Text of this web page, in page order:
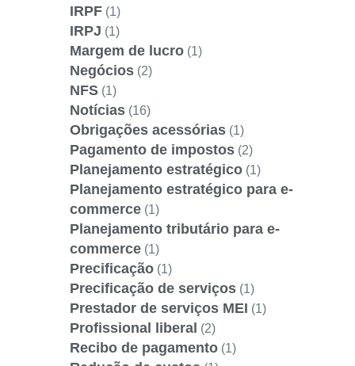
IRPF (1)
IRPJ (1)
Margem de lucro (1)
Negócios (2)
NFS (1)
Notícias (16)
Obrigações acessórias (1)
Pagamento de impostos (2)
Planejamento estratégico (1)
Planejamento estratégico para e-
commerce (1)
Planejamento tributário para e-
commerce (1)
Precificação (1)
Precificação de serviços (1)
Prestador de serviços MEI (1)
Profissional liberal (2)
Recibo de pagamento (1)